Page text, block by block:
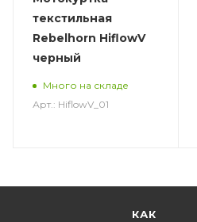
текстильная
Rebelhorn HiflowV
черный
Много на складе
Арт.: HiflowV_01
КАК